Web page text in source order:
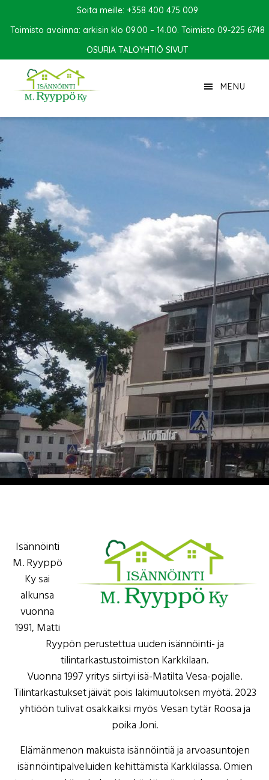
pääsisältöön
alatunnisteeseen
Soita meille: +358 400 475 009
Toimisto avoinna: arkisin klo 09.00 – 14.00. Toimisto 09-225 6748
OSURIA TALOYHTIÖ SIVUT
MENU
MAIN
CONTENT
Isännöinti
M. Ryyppö
Ky sai
alkunsa
vuonna
1991, Matti
Ryypön perustettua uuden isännöinti- ja
tilintarkastustoimiston Karkkilaan.
Vuonna 1997 yritys siirtyi isä-Matilta Vesa-pojalle.
Tilintarkastukset jäivät pois lakimuutoksen myötä. 2023
yhtiöön tulivat osakkaiksi myös Vesan tytär Roosa ja
poika Joni.
Elämänmenon makuista isännöintiä ja arvoasuntojen
isännöintipalveluiden kehittämistä Karkkilassa. Omien